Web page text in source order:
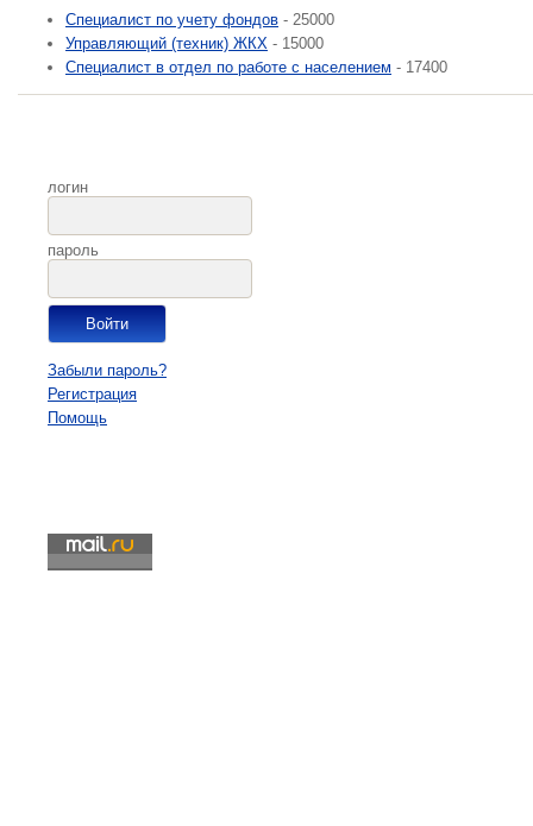
Специалист по учету фондов - 25000
Управляющий (техник) ЖКХ - 15000
Специалист в отдел по работе с населением - 17400
логин
пароль
Забыли пароль?
Регистрация
Помощь